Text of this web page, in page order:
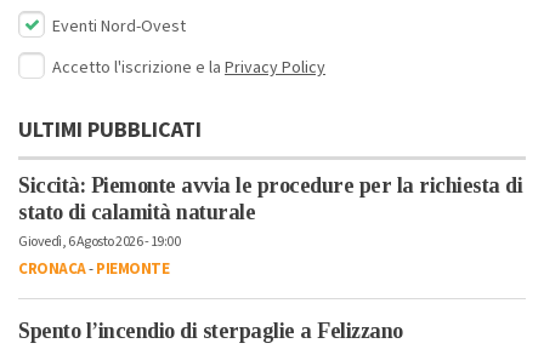
Eventi Nord-Ovest
Accetto l'iscrizione e la Privacy Policy
ULTIMI PUBBLICATI
Siccità: Piemonte avvia le procedure per la richiesta di
stato di calamità naturale
Giovedì, 6 Agosto 2026 - 19:00
CRONACA-PIEMONTE
Spento l’incendio di sterpaglie a Felizzano